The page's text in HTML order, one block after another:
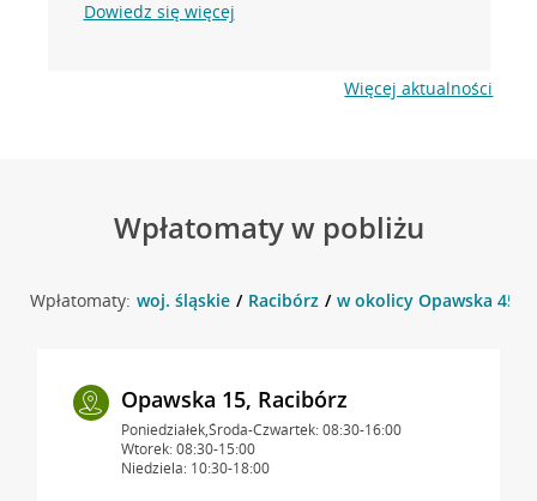
Dowiedz się więcej
Więcej aktualności
Wpłatomaty w pobliżu
Wpłatomaty: woj. śląskie Racibórz w okolicy Opawska 45 ,
Opawska 15, Racibórz
Poniedziałek,Środa-Czwartek: 08:30-16:00
Wtorek: 08:30-15:00
Niedziela: 10:30-18:00